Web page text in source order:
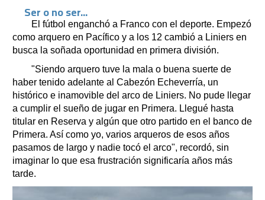
Ser o no ser...
El fútbol enganchó a Franco con el deporte. Empezó
como arquero en Pacífico y a los 12 cambió a Liniers en
busca la soñada oportunidad en primera división.
"Siendo arquero tuve la mala o buena suerte de
haber tenido adelante al Cabezón Echeverría, un
histórico e inamovible del arco de Liniers. No pude llegar
a cumplir el sueño de jugar en Primera. Llegué hasta
titular en Reserva y algún que otro partido en el banco de
Primera. Así como yo, varios arqueros de esos años
pasamos de largo y nadie tocó el arco", recordó, sin
imaginar lo que esa frustración significaría años más
tarde.